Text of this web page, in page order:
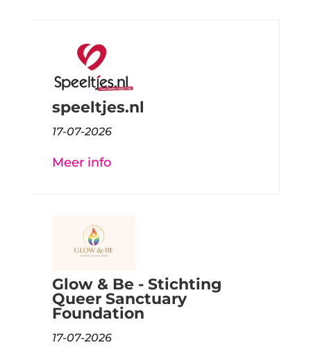
speeltjes.nl
17-07-2026
Meer info
Glow & Be - Stichting
Queer Sanctuary
Foundation
17-07-2026